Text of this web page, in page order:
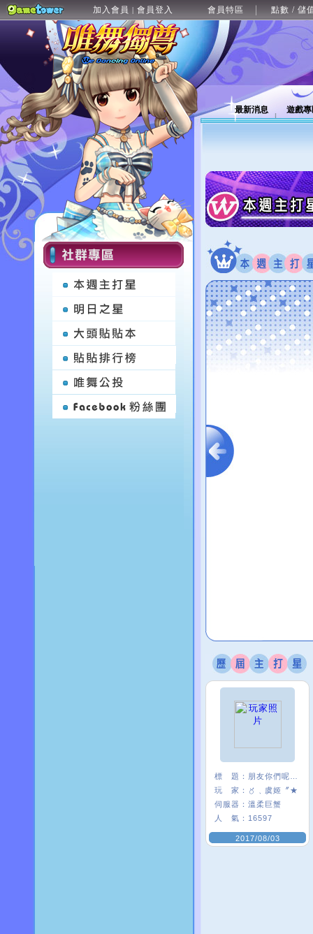
加入會員 | 會員登入 會員特區 點數 / 儲
最新消息 遊戲
標 題：
玩 家：
〥﹑虞姬〞★
伺服器： 溫柔巨蟹
人 氣： 16597
2017/08/03